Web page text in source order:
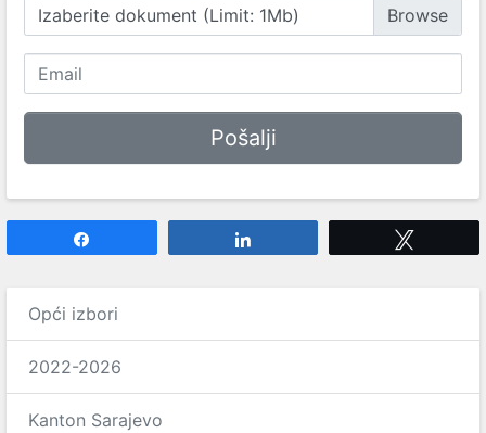
Izaberite dokument (Limit: 1Mb)
Opći izbori
2022-2026
Kanton Sarajevo